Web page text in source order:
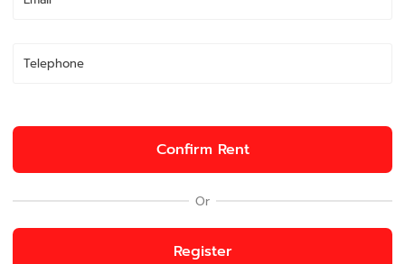
Confirm Rent
Or
Register